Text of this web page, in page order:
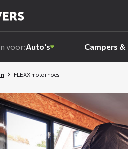
voor:Auto's Campers &
FLEXX motorhoes